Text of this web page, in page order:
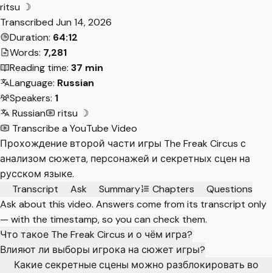
ritsu ☽
Transcribed Jun 14, 2026
Duration: 64:12
Words: 7,281
Reading time: 37 min
Language: Russian
Speakers: 1
Russian
ritsu ☽
Transcribe a YouTube Video
Прохождение второй части игры The Freak Circus с
анализом сюжета, персонажей и секретных сцен на
русском языке.
Transcript
Ask Summary Chapters
Questions
Ask about this video. Answers come from its transcript only
— with the timestamp, so you can check them.
Что такое The Freak Circus и о чём игра?
Влияют ли выборы игрока на сюжет игры?
Какие секретные сцены можно разблокировать во